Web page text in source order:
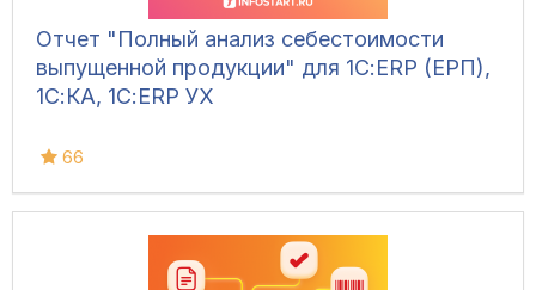
Отчет "Полный анализ себестоимости
выпущенной продукции" для 1С:ERP (ЕРП),
1С:КА, 1С:ERP УХ
66